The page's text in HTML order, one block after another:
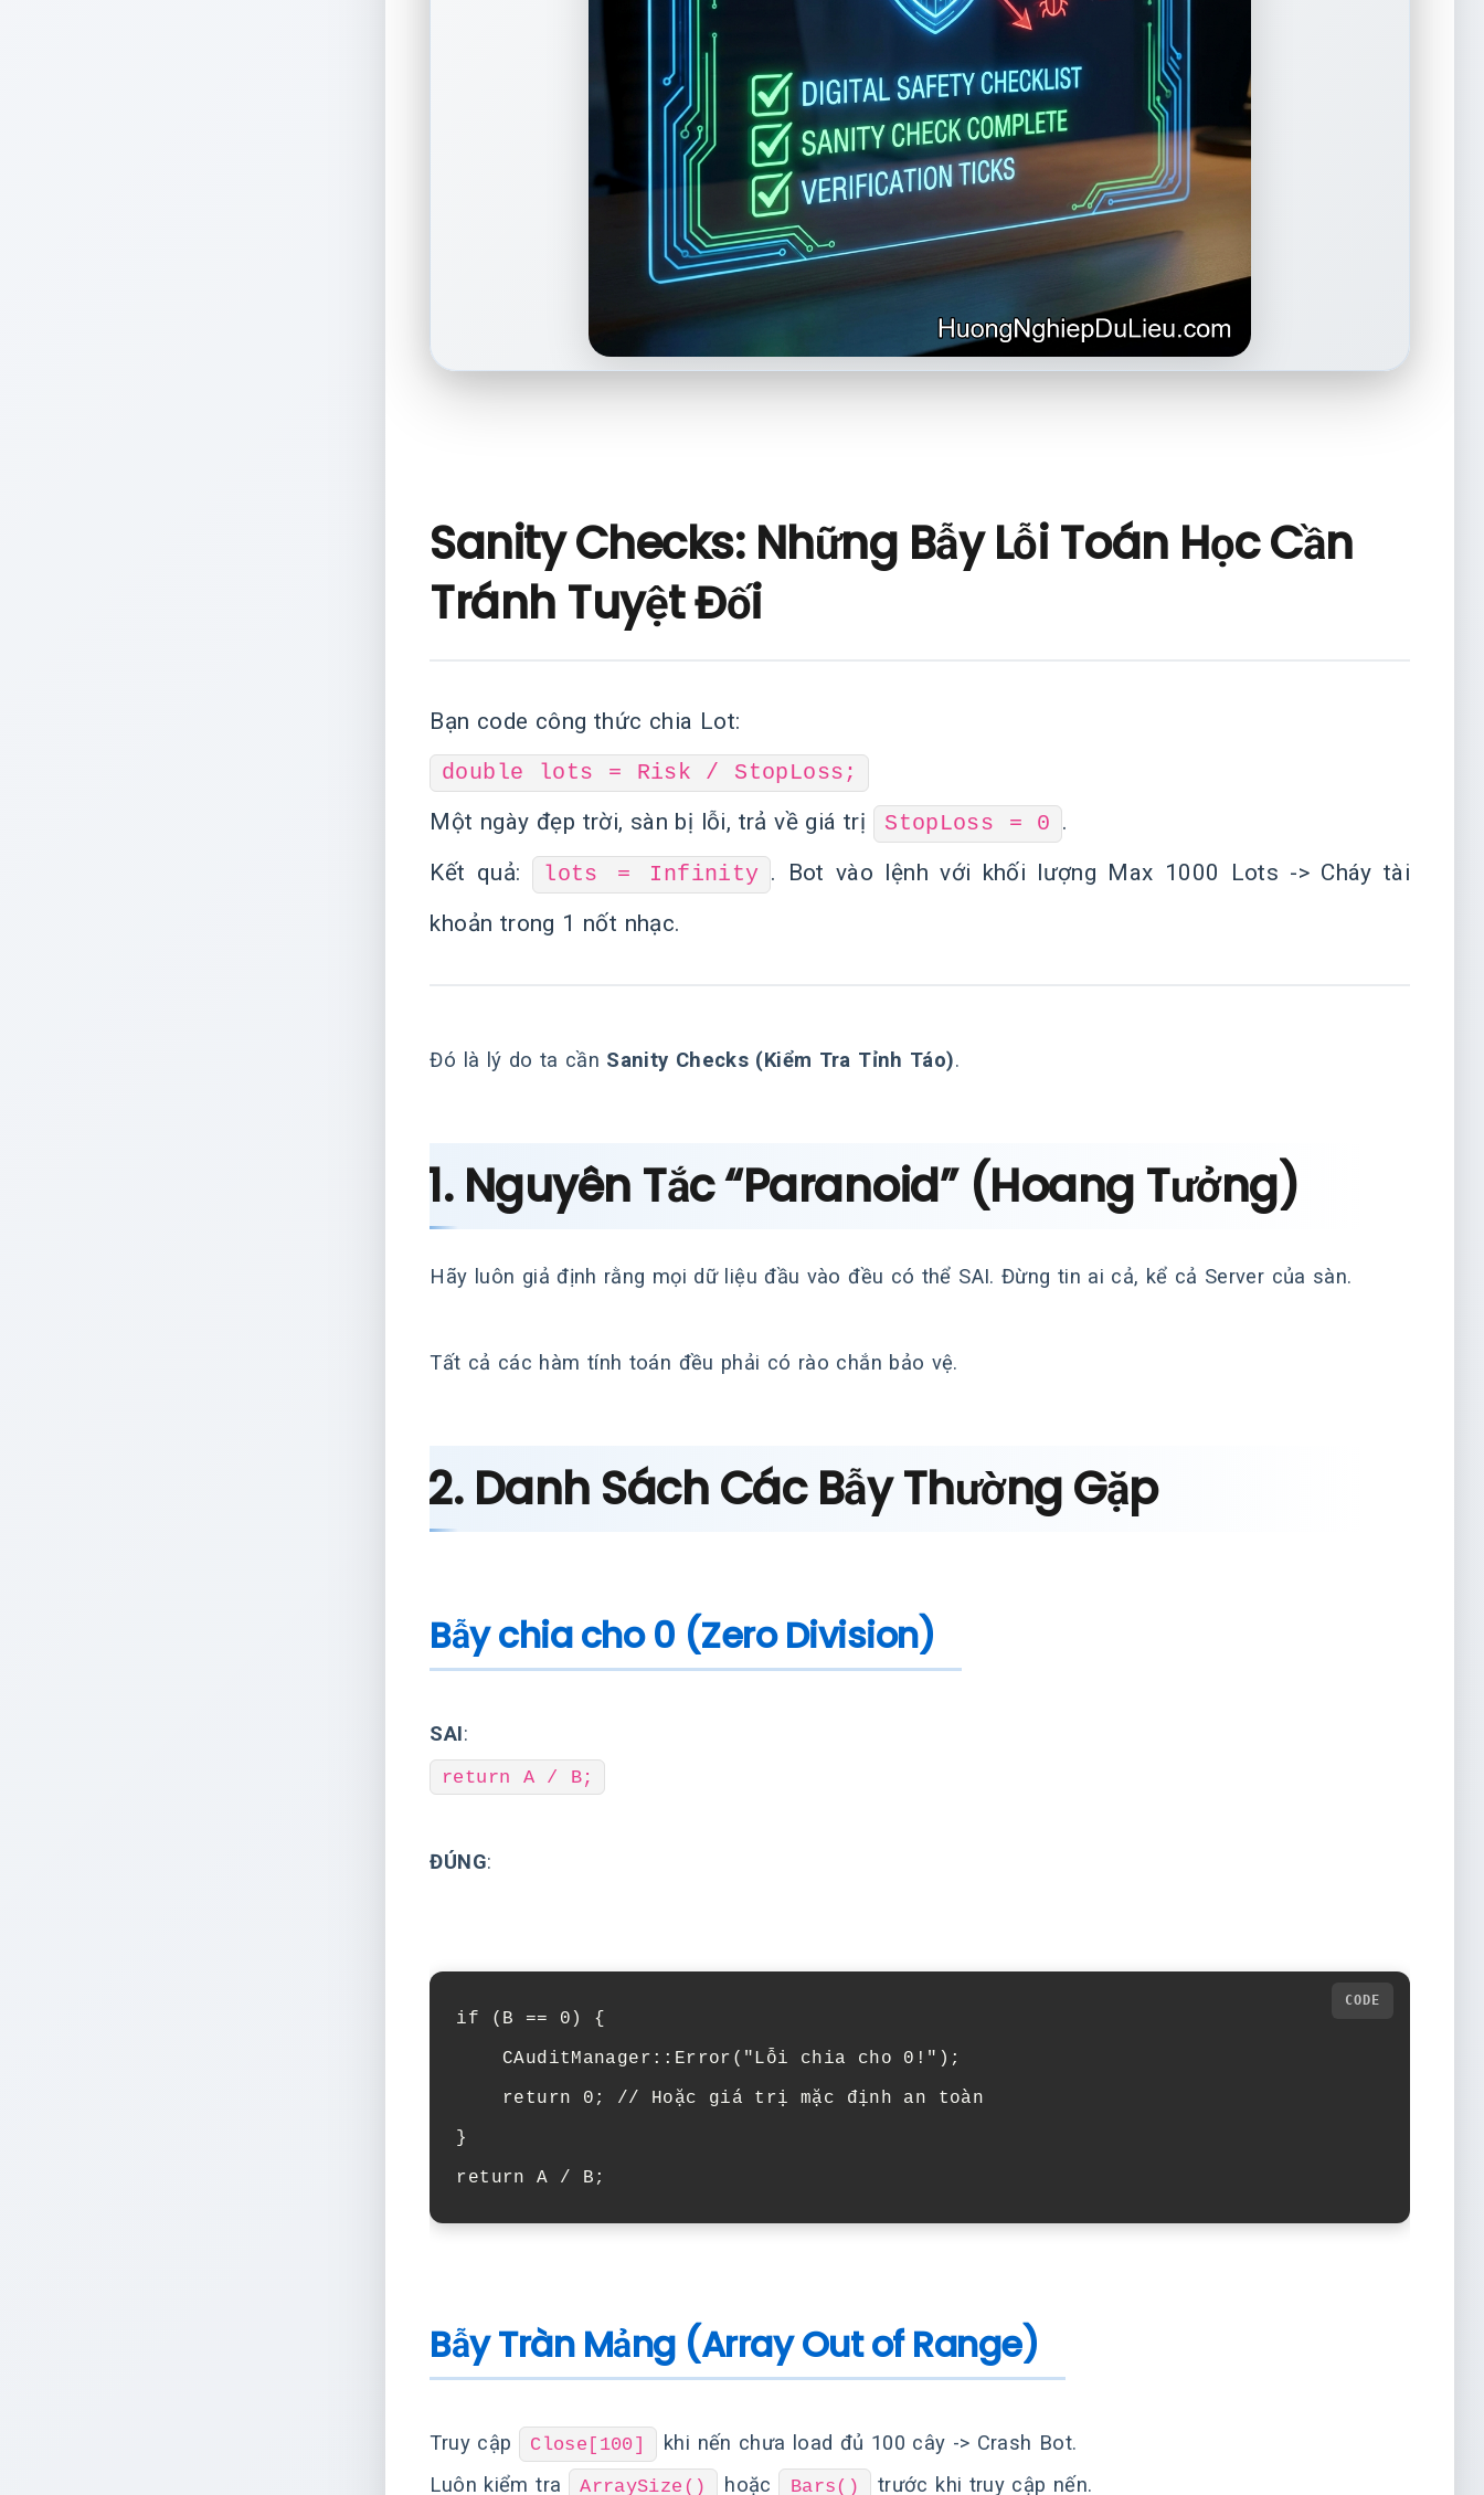
Sanity Checks: Những Bẫy Lỗi Toán Học Cần
Tránh Tuyệt Đối
Bạn code công thức chia Lot:
double lots = Risk / StopLoss;
Một ngày đẹp trời, sàn bị lỗi, trả về giá trị StopLoss = 0 .
Kết quả:
lots = Infinity . Bot vào lệnh với khối lượng Max 1000 Lots -> Cháy tài
khoản trong 1 nốt nhạc.
Đó là lý do ta cần Sanity Checks (Kiểm Tra Tỉnh Táo).
1. Nguyên Tắc “Paranoid” (Hoang Tưởng)
Hãy luôn giả định rằng mọi dữ liệu đầu vào đều có thể SAI. Đừng tin ai cả, kể cả Server của sàn.
Tất cả các hàm tính toán đều phải có rào chắn bảo vệ.
2. Danh Sách Các Bẫy Thường Gặp
Bẫy chia cho 0 (Zero Division)
SAI:
return A / B;
ĐÚNG:
if ( B == 0 )
{
CAuditManager :: Error ( "Lỗi chia cho 0!" );
return
0 ;
// Hoặc giá trị mặc định an toàn
}
return
A / B ;
Bẫy Tràn Mảng (Array Out of Range)
Truy cập Close[100]
khi nến chưa load đủ 100 cây -> Crash Bot.
Luôn kiểm tra
ArraySize() hoặc Bars() trước khi truy cập nến.